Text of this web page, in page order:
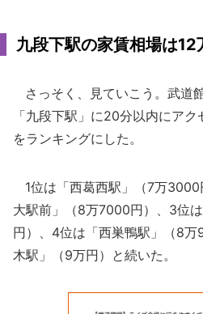
九段下駅の家賃相場は
さっそく、見ていこう。武道
「九段下駅」に20分以内にア
をランキングにした。
1位は「西葛西駅」（7万3000
大駅前」（8万7000円）、3位
円）、4位は「西巣鴨駅」（8
木駅」（9万円）と続いた。